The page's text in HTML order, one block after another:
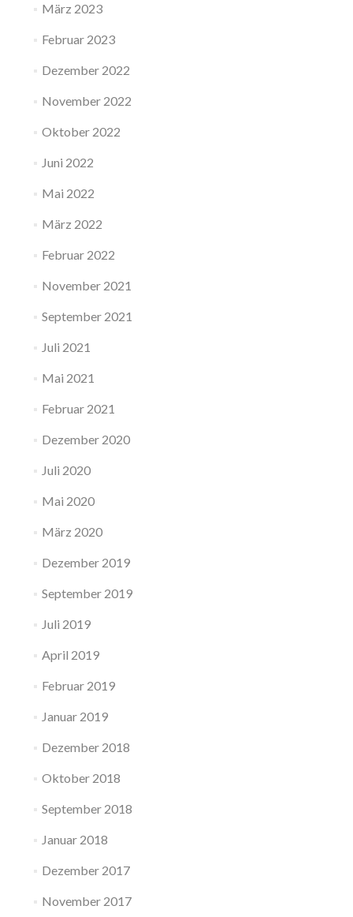
März 2023
Februar 2023
Dezember 2022
November 2022
Oktober 2022
Juni 2022
Mai 2022
März 2022
Februar 2022
November 2021
September 2021
Juli 2021
Mai 2021
Februar 2021
Dezember 2020
Juli 2020
Mai 2020
März 2020
Dezember 2019
September 2019
Juli 2019
April 2019
Februar 2019
Januar 2019
Dezember 2018
Oktober 2018
September 2018
Januar 2018
Dezember 2017
November 2017